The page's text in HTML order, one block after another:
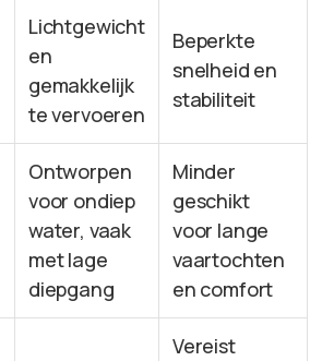
Lichtgewicht
en
gemakkelijk
te vervoeren
Beperkte
snelheid en
stabiliteit
Ontworpen
voor ondiep
water, vaak
met lage
diepgang
Minder
geschikt
voor lange
vaartochten
en comfort
Vereist